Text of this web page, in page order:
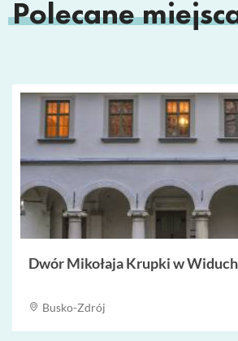
Polecane
Dwór Mikołaja Krupki w
Busko-Zdrój